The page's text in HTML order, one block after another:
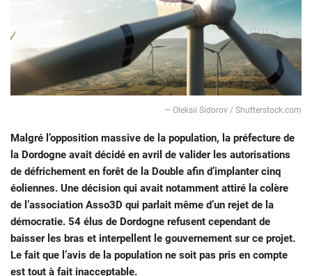
― Oleksii Sidorov / Shutterstock.com
Malgré l’opposition massive de la population, la préfecture de
la Dordogne avait décidé en avril de valider les autorisations
de défrichement en forêt de la Double afin d’implanter cinq
éoliennes. Une décision qui avait notamment attiré la colère
de l’association Asso3D qui parlait même d’un rejet de la
démocratie. 54 élus de Dordogne refusent cependant de
baisser les bras et interpellent le gouvernement sur ce projet.
Le fait que l’avis de la population ne soit pas pris en compte
est tout à fait inacceptable.